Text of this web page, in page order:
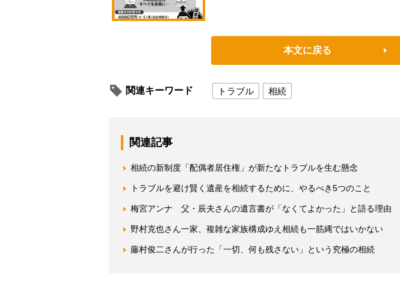
本文に戻る
関連キーワード トラブル 相続
関連記事
相続の新制度「配偶者居住権」が新たなトラブルを生む懸念
トラブルを避け賢く遺産を相続するために、やるべき5つのこと
梅宮アンナ 父・辰夫さんの遺言書が「なくてよかった」と語る理由
野村克也さん一家、複雑な家族構成ゆえ相続も一筋縄ではいかない
藤村俊二さんが行った「一切、何も残さない」という究極の相続